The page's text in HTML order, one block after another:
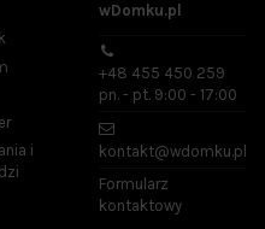
i
wDomku.pl
+48 455 450 259
pn. - pt. 9:00 - 17:00
kontakt@wdomku.pl
Formularz
kontaktowy